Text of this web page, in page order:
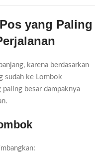
yang Paling
karena berdasarkan
sudah ke Lombok
besar dampaknya